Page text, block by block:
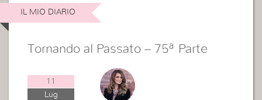
IL MIO DIARIO
Tornando al Passato – 75ª Parte
11
Lug